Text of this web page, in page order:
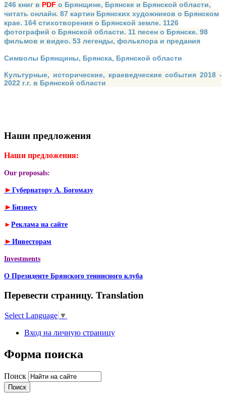
246 книг в PDF о Брянщине, Брянске и Брянской области,
читать онлайн. 87 картин Брянских художников о Брянском
крае. 164 стихотворения о Брянской земле. 1126
фотографий о Брянской области. 11 песен о Брянске. 98
фильмов и видео. 53 легенды, фольклора и предания
Символы Брянщины, Брянска, Брянской области
Культурные, исторические, краеведческие события 2018 -
2022 г.г. в Брянской области
Наши предложения
Наши предложения:
Our proposals:
► Губернатору А. Богомазу
► Бизнесу
► Реклама на сайте
► Инвесторам
Investments
О Президенте Брянского теннисного клуба
Перевести страницу. Translation
Select Language ▼
Вход на личную страницу
Форма поиска
Поиск